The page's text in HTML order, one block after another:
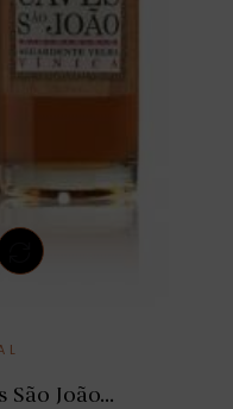
João...